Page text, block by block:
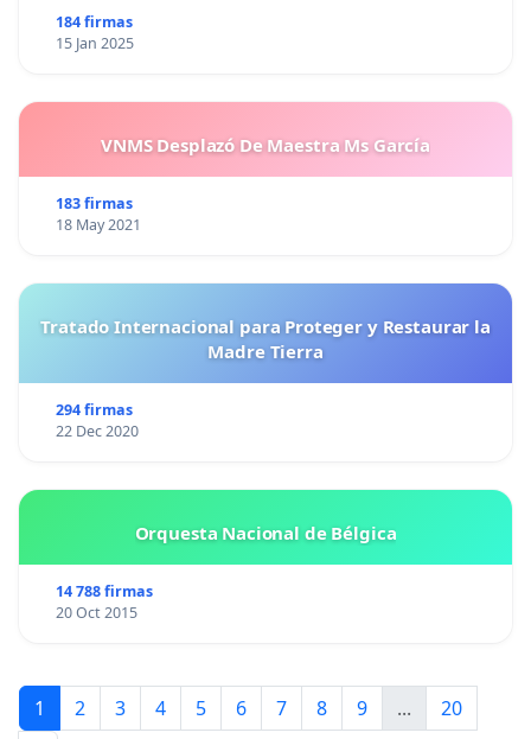
184 firmas
15 Jan 2025
VNMS Desplazó De Maestra Ms García
183 firmas
18 May 2021
Tratado Internacional para Proteger y Restaurar la
Madre Tierra
294 firmas
22 Dec 2020
Orquesta Nacional de Bélgica
14 788 firmas
20 Oct 2015
1 2 3 4 5 6 7 8 9 ...
20